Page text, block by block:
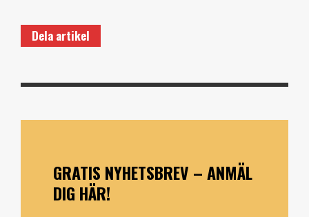
Dela artikel
GRATIS NYHETSBREV – ANMÄL
DIG HÄR!